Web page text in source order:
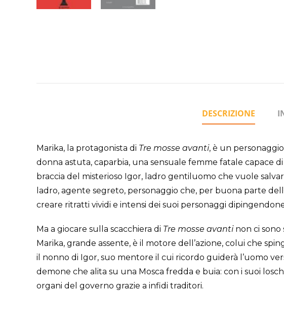
DESCRIZIONE
Marika, la protagonista di Tre mosse avanti, è un
donna astuta, caparbia, una sensuale femme fatale capace
braccia del misterioso Igor, ladro gentiluomo che vuole
ladro, agente segreto, personaggio che, per buona parte
creare ritratti vividi e intensi dei suoi personaggi
Ma a giocare sulla scacchiera di Tre mosse avanti non ci sono
Marika, grande assente, è il motore dell’azione, colui che
il nonno di Igor, suo mentore il cui ricordo guiderà l’uomo
demone che alita su una Mosca fredda e buia: con i suoi
organi del governo grazie a infidi traditori.